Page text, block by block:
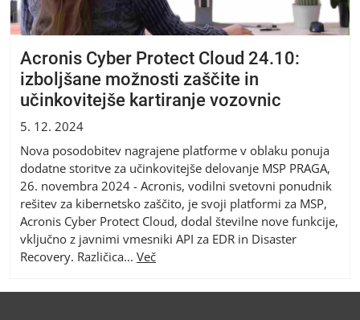
Acronis Cyber Protect Cloud 24.10:
izboljšane možnosti zaščite in
učinkovitejše kartiranje vozovnic
5. 12. 2024
Nova posodobitev nagrajene platforme v oblaku ponuja
dodatne storitve za učinkovitejše delovanje MSP PRAGA,
26. novembra 2024 - Acronis, vodilni svetovni ponudnik
rešitev za kibernetsko zaščito, je svoji platformi za MSP,
Acronis Cyber Protect Cloud, dodal številne nove funkcije,
vključno z javnimi vmesniki API za EDR in Disaster
Recovery. Različica... Več